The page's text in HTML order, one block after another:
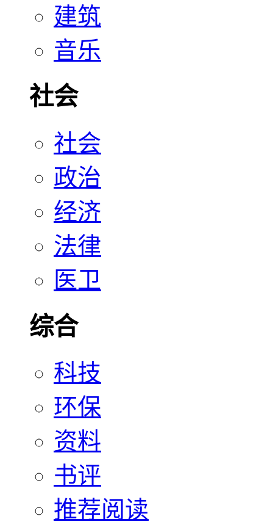
建筑
音乐
社会
社会
政治
经济
法律
医卫
综合
科技
环保
资料
书评
推荐阅读